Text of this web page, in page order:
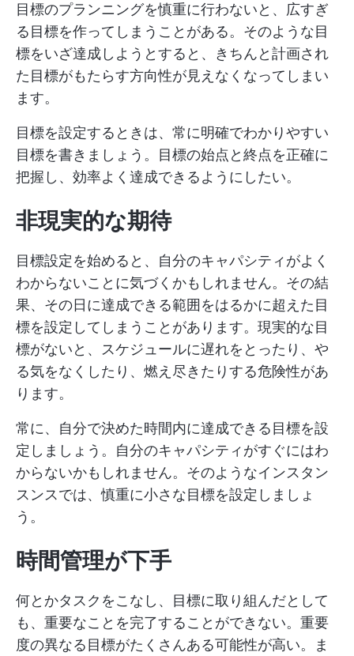
目標のプランニングを慎重に行わないと、広すぎ
る目標を作ってしまうことがある。そのような目
標をいざ達成しようとすると、きちんと計画され
た目標がもたらす方向性が見えなくなってしまい
ます。
目標を設定するときは、常に明確でわかりやすい
目標を書きましょう。目標の始点と終点を正確に
把握し、効率よく達成できるようにしたい。
非現実的な期待
目標設定を始めると、自分のキャパシティがよく
わからないことに気づくかもしれません。その結
果、その日に達成できる範囲をはるかに超えた目
標を設定してしまうことがあります。現実的な目
標がないと、スケジュールに遅れをとったり、や
る気をなくしたり、燃え尽きたりする危険性があ
ります。
常に、自分で決めた時間内に達成できる目標を設
定しましょう。自分のキャパシティがすぐにはわ
からないかもしれません。そのようなインスタン
スンスでは、慎重に小さな目標を設定しましょ
う。
時間管理が下手
何とかタスクをこなし、目標に取り組んだとして
も、重要なことを完了することができない。重要
度の異なる目標がたくさんある可能性が高い。ま